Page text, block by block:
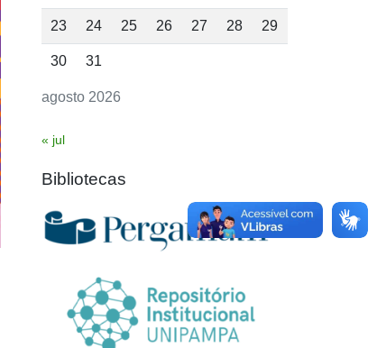
agosto 2026
23 24 25 26 27 28 29
30 31
« jul
Bibliotecas